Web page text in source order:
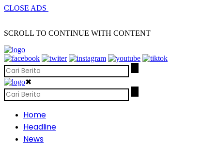
CLOSE ADS
SCROLL TO CONTINUE WITH CONTENT
✖
Home
Headline
News